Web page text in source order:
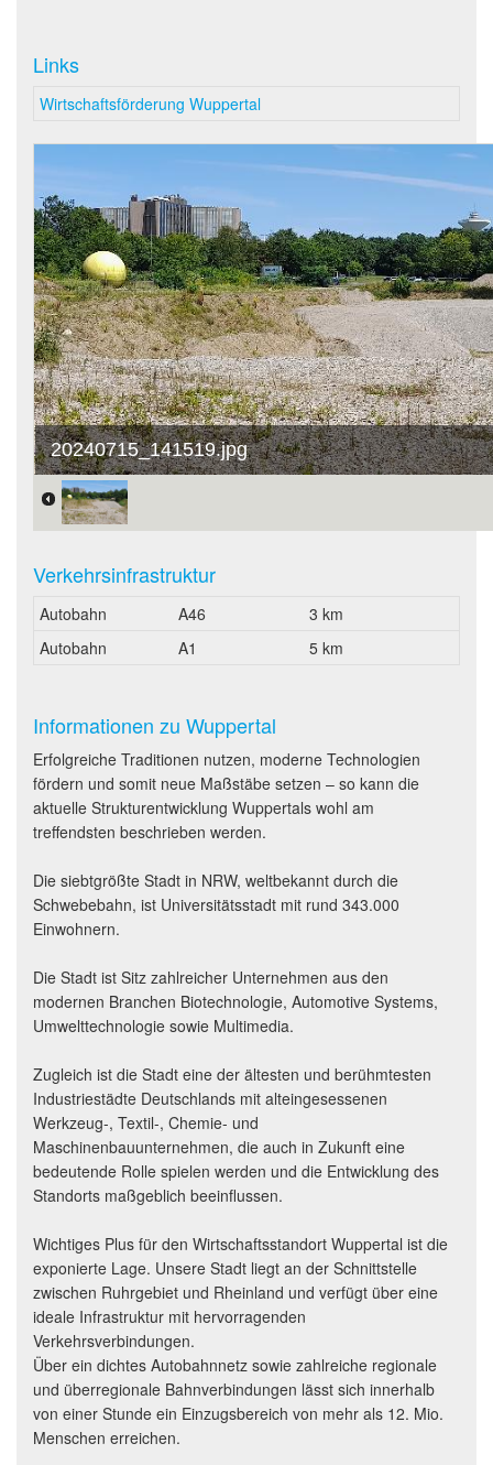
Links
Wirtschaftsförderung Wuppertal
20240715_141519.jpg
Verkehrsinfrastruktur
Autobahn A46
3 km
Autobahn
A1 5 km
Informationen zu Wuppertal
Erfolgreiche Traditionen nutzen, moderne Technologien
fördern und somit neue Maßstäbe setzen – so kann die
aktuelle Strukturentwicklung Wuppertals wohl am
treffendsten beschrieben werden.
Die siebtgrößte Stadt in NRW, weltbekannt durch die
Schwebebahn, ist Universitätsstadt mit rund 343.000
Einwohnern.
Die Stadt ist Sitz zahlreicher Unternehmen aus den
modernen Branchen Biotechnologie, Automotive Systems,
Umwelttechnologie sowie Multimedia.
Zugleich ist die Stadt eine der ältesten und berühmtesten
Industriestädte Deutschlands mit alteingesessenen
Werkzeug-, Textil-, Chemie- und
Maschinenbauunternehmen, die auch in Zukunft eine
bedeutende Rolle spielen werden und die Entwicklung des
Standorts maßgeblich beeinflussen.
Wichtiges Plus für den Wirtschaftsstandort Wuppertal ist die
exponierte Lage. Unsere Stadt liegt an der Schnittstelle
zwischen Ruhrgebiet und Rheinland und verfügt über eine
ideale Infrastruktur mit hervorragenden
Verkehrsverbindungen.
Über ein dichtes Autobahnnetz sowie zahlreiche regionale
und überregionale Bahnverbindungen lässt sich innerhalb
von einer Stunde ein Einzugsbereich von mehr als 12. Mio.
Menschen erreichen.